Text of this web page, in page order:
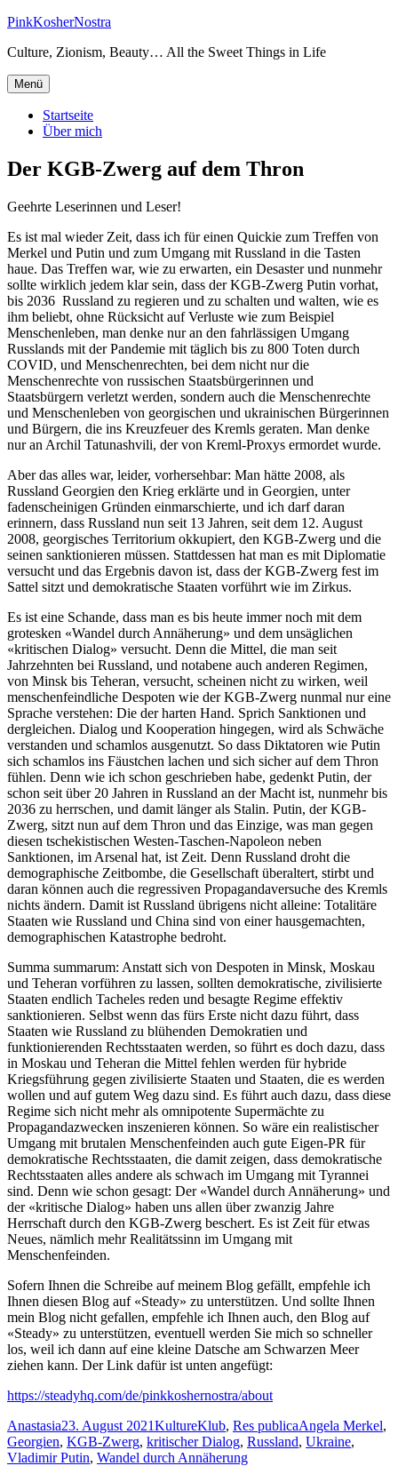
Zum
springen
PinkKosherNostra
Culture, Zionism, Beauty… All the Sweet Things in Life
Menü
Startseite
Über mich
Der KGB-Zwerg auf dem Thron
Geehrte Leserinnen und Leser!
Es ist mal wieder Zeit, dass ich für einen Quickie zum Treffen von
Merkel und Putin und zum Umgang mit Russland in die Tasten
haue. Das Treffen war, wie zu erwarten, ein Desaster und nunmehr
sollte wirklich jedem klar sein, dass der KGB-Zwerg Putin vorhat,
bis 2036 Russland zu regieren und zu schalten und walten, wie es
ihm beliebt, ohne Rücksicht auf Verluste wie zum Beispiel
Menschenleben, man denke nur an den fahrlässigen Umgang
Russlands mit der Pandemie mit täglich bis zu 800 Toten durch
COVID, und Menschenrechten, bei dem nicht nur die
Menschenrechte von russischen Staatsbürgerinnen und
Staatsbürgern verletzt werden, sondern auch die Menschenrechte
und Menschenleben von georgischen und ukrainischen Bürgerinnen
und Bürgern, die ins Kreuzfeuer des Kremls geraten. Man denke
nur an Archil Tatunashvili, der von Kreml-Proxys ermordet wurde.
Aber das alles war, leider, vorhersehbar: Man hätte 2008, als
Russland Georgien den Krieg erklärte und in Georgien, unter
fadenscheinigen Gründen einmarschierte, und ich darf daran
erinnern, dass Russland nun seit 13 Jahren, seit dem 12. August
2008, georgisches Territorium okkupiert, den KGB-Zwerg und die
seinen sanktionieren müssen. Stattdessen hat man es mit Diplomatie
versucht und das Ergebnis davon ist, dass der KGB-Zwerg fest im
Sattel sitzt und demokratische Staaten vorführt wie im Zirkus.
Es ist eine Schande, dass man es bis heute immer noch mit dem
grotesken «Wandel durch Annäherung» und dem unsäglichen
«kritischen Dialog» versucht. Denn die Mittel, die man seit
Jahrzehnten bei Russland, und notabene auch anderen Regimen,
von Minsk bis Teheran, versucht, scheinen nicht zu wirken, weil
menschenfeindliche Despoten wie der KGB-Zwerg nunmal nur eine
Sprache verstehen: Die der harten Hand. Sprich Sanktionen und
dergleichen. Dialog und Kooperation hingegen, wird als Schwäche
verstanden und schamlos ausgenutzt. So dass Diktatoren wie Putin
sich schamlos ins Fäustchen lachen und sich sicher auf dem Thron
fühlen. Denn wie ich schon geschrieben habe, gedenkt Putin, der
schon seit über 20 Jahren in Russland an der Macht ist, nunmehr bis
2036 zu herrschen, und damit länger als Stalin. Putin, der KGB-
Zwerg, sitzt nun auf dem Thron und das Einzige, was man gegen
diesen tschekistischen Westen-Taschen-Napoleon neben
Sanktionen, im Arsenal hat, ist Zeit. Denn Russland droht die
demographische Zeitbombe, die Gesellschaft überaltert, stirbt und
daran können auch die regressiven Propagandaversuche des Kremls
nichts ändern. Damit ist Russland übrigens nicht alleine: Totalitäre
Staaten wie Russland und China sind von einer hausgemachten,
demographischen Katastrophe bedroht.
Summa summarum: Anstatt sich von Despoten in Minsk, Moskau
und Teheran vorführen zu lassen, sollten demokratische, zivilisierte
Staaten endlich Tacheles reden und besagte Regime effektiv
sanktionieren. Selbst wenn das fürs Erste nicht dazu führt, dass
Staaten wie Russland zu blühenden Demokratien und
funktionierenden Rechtsstaaten werden, so führt es doch dazu, dass
in Moskau und Teheran die Mittel fehlen werden für hybride
Kriegsführung gegen zivilisierte Staaten und Staaten, die es werden
wollen und auf gutem Weg dazu sind. Es führt auch dazu, dass diese
Regime sich nicht mehr als omnipotente Supermächte zu
Propagandazwecken inszenieren können. So wäre ein realistischer
Umgang mit brutalen Menschenfeinden auch gute Eigen-PR für
demokratische Rechtsstaaten, die damit zeigen, dass demokratische
Rechtsstaaten alles andere als schwach im Umgang mit Tyrannei
sind. Denn wie schon gesagt: Der «Wandel durch Annäherung» und
der «kritische Dialog» haben uns allen über zwanzig Jahre
Herrschaft durch den KGB-Zwerg beschert. Es ist Zeit für etwas
Neues, nämlich mehr Realitätssinn im Umgang mit
Menschenfeinden.
Sofern Ihnen die Schreibe auf meinem Blog gefällt, empfehle ich
Ihnen diesen Blog auf «Steady» zu unterstützen. Und sollte Ihnen
mein Blog nicht gefallen, empfehle ich Ihnen auch, den Blog auf
«Steady» zu unterstützen, eventuell werden Sie mich so schneller
los, weil ich dann auf eine kleine Datsche am Schwarzen Meer
ziehen kann. Der Link dafür ist unten angefügt:
https://steadyhq.com/de/pinkkoshernostra/about
Autor
AnastasiaVeröffentlicht
am
23. August 2021Kategorien
KultureKlub, Res publicaSchlagwörter
Angela Merkel,
Georgien, KGB-Zwerg, kritischer Dialog, Russland, Ukraine,
Vladimir Putin, Wandel durch Annäherung